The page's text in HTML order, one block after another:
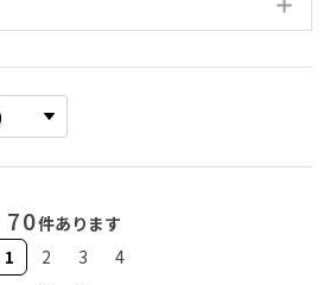
70件あります
1
2 3 4